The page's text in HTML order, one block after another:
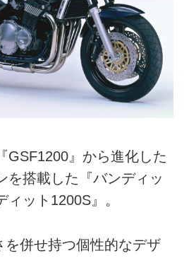
GSF1200』から進化した
を搭載した『バンディッ
ィット1200S』。
を併せ持つ個性的なデザ